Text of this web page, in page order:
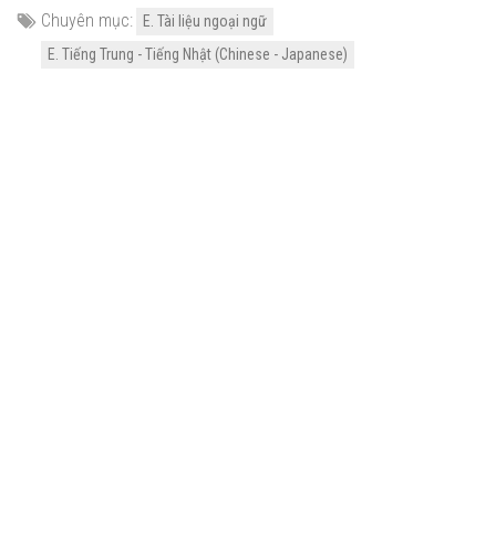
Chuyên mục:
E. Tài liệu ngoại ngữ
E. Tiếng Trung - Tiếng Nhật (Chinese - Japanese)